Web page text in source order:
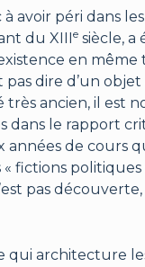
avoir péri dans
du XIII
e siècle, a
en même
dire d’un objet
très ancien, il est
dans le rapport
de cours
fictions
pas découverte,
qui architecture